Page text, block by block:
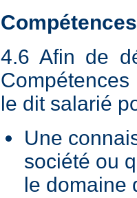
4.6 Afin de
le dit salarié
Une
société ou
le domaine